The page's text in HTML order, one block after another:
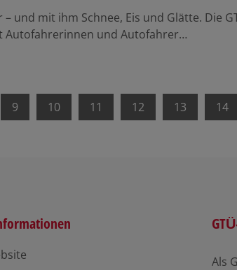
und mit ihm Schnee, Eis und Glätte. Die
Autofahrerinnen und Autofahrer…
9 10 11 12 13 14
Als